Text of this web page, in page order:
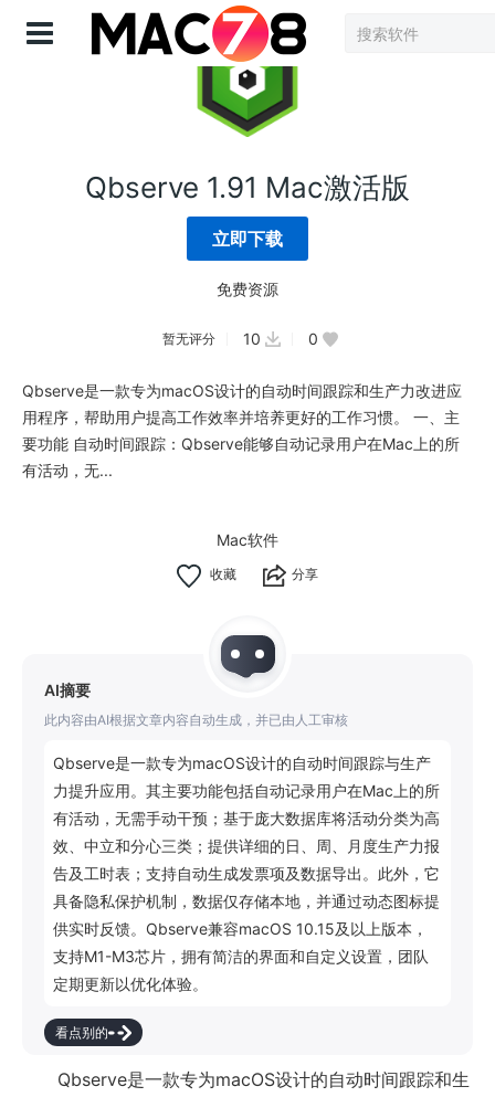
登录
Qbserve 1.91 Mac激活版
立即下载
免费资源
暂无评分 10 0
Qbserve是一款专为macOS设计的自动时间跟踪和生产力改进应
用程序，帮助用户提高工作效率并培养更好的工作习惯。 一、主
要功能 自动时间跟踪：Qbserve能够自动记录用户在Mac上的所
有活动，无...
Mac软件
分享
AI摘要
此内容由AI根据文章内容自动生成，并已由人工审核
Qbserve是一款专为macOS设计的自动时间跟踪与生产
力提升应用。其主要功能包括自动记录用户在Mac上的所
有活动，无需手动干预；基于庞大数据库将活动分类为高
效、中立和分心三类；提供详细的日、周、月度生产力报
告及工时表；支持自动生成发票项及数据导出。此外，它
具备隐私保护机制，数据仅存储本地，并通过动态图标提
供实时反馈。Qbserve兼容macOS 10.15及以上版本，
支持M1-M3芯片，拥有简洁的界面和自定义设置，团队
定期更新以优化体验。
看点别的
Qbserve是一款专为macOS设计的自动时间跟踪和生